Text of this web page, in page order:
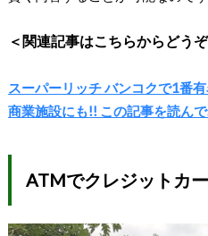
＜関連記事はこちらからどう
スーパーリッチ バンコクで1番
商業施設にも!! この記事を読ん
ATMでクレジットカ